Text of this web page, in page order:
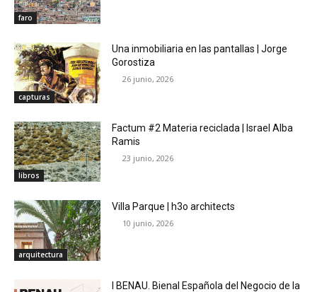
faro
capturas
Una inmobiliaria en las pantallas | Jorge
Gorostiza
26 junio, 2026
libros
Factum #2 Materia reciclada | Israel Alba
Ramis
23 junio, 2026
arquitectura
Villa Parque | h3o architects
10 junio, 2026
I BENAU. Bienal Española del Negocio de la